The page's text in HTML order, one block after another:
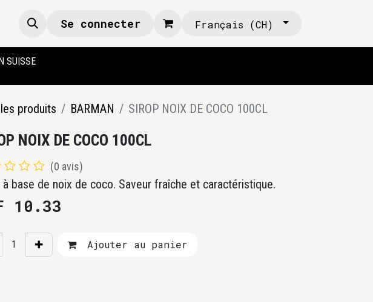
Se connecter Français (CH)
SUISSE
produits BARMAN SIROP NOIX DE COCO 100CL
NOIX DE COCO 100CL
(0 avis)
à base de noix de coco. Saveur fraîche et caractéristique.
10.33
Ajouter au panier